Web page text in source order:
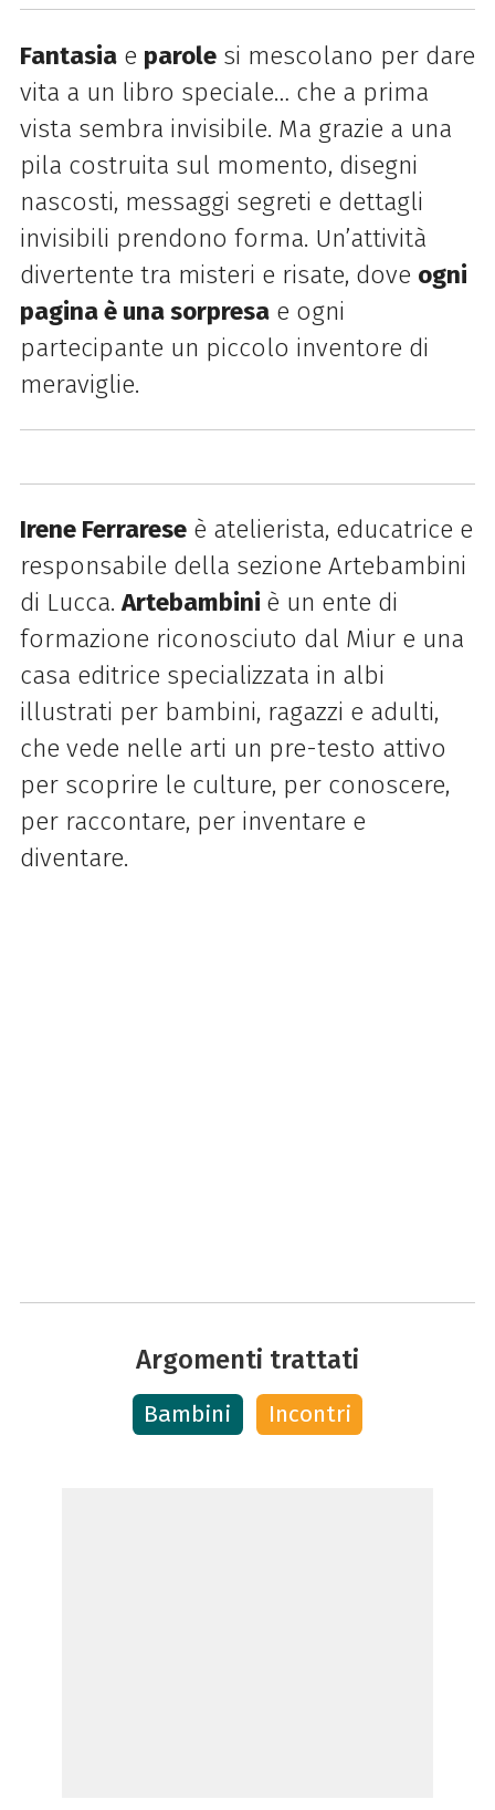
Fantasiae parolesi mescolano per dare
vita a un libro speciale… che a prima
vista sembra invisibile. Ma grazie a una
pila costruita sul momento, disegni
nascosti, messaggi segreti e dettagli
invisibili prendono forma. Un’attività
divertente tra misteri e risate, dove ogni
pagina è una sorpresae ogni
partecipante un piccolo inventore di
meraviglie.
Irene Ferrareseè atelierista, educatrice e
responsabile della sezione Artebambini
di Lucca.Artebambini è un ente di
formazione riconosciuto dal Miur e una
casa editrice specializzata in albi
illustrati per bambini, ragazzi e adulti,
che vede nelle arti un pre-testo attivo
per scoprire le culture, per conoscere,
per raccontare, per inventare e
diventare.
Argomenti trattati
Bambini Incontri